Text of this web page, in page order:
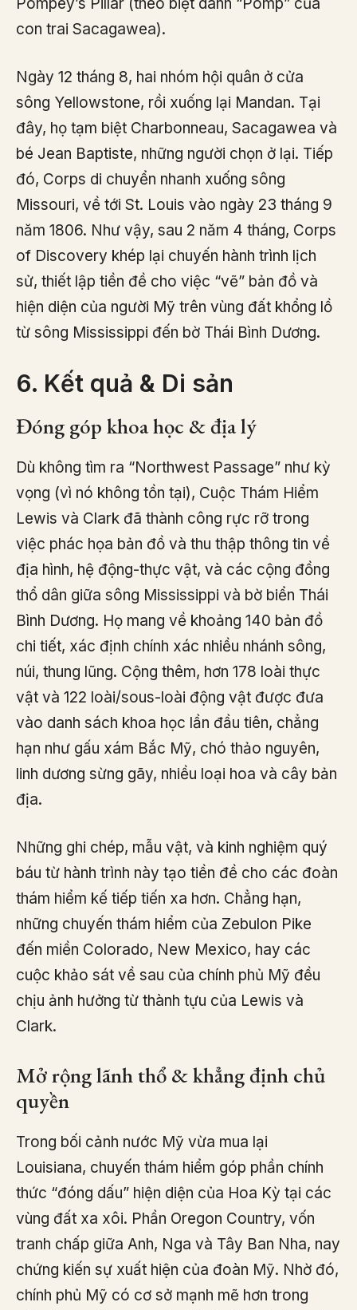
con trai Sacagawea).
Ngày 12 tháng 8, hai nhóm hội quân ở cửa
sông Yellowstone, rồi xuống lại Mandan. Tại
đây, họ tạm biệt Charbonneau, Sacagawea và
bé Jean Baptiste, những người chọn ở lại. Tiếp
đó, Corps di chuyển nhanh xuống sông
Missouri, về tới St. Louis vào ngày 23 tháng 9
năm 1806. Như vậy, sau 2 năm 4 tháng, Corps
of Discovery khép lại chuyến hành trình lịch
sử, thiết lập tiền đề cho việc “vẽ” bản đồ và
hiện diện của người Mỹ trên vùng đất khổng lồ
từ sông Mississippi đến bờ Thái Bình Dương.
6. Kết quả & Di sản
Đóng góp khoa học & địa lý
Dù không tìm ra “Northwest Passage” như kỳ
vọng (vì nó không tồn tại), Cuộc Thám Hiểm
Lewis và Clark đã thành công rực rỡ trong
việc phác họa bản đồ và thu thập thông tin về
địa hình, hệ động-thực vật, và các cộng đồng
thổ dân giữa sông Mississippi và bờ biển Thái
Bình Dương. Họ mang về khoảng 140 bản đồ
chi tiết, xác định chính xác nhiều nhánh sông,
núi, thung lũng. Cộng thêm, hơn 178 loài thực
vật và 122 loài/sous-loài động vật được đưa
vào danh sách khoa học lần đầu tiên, chẳng
hạn như gấu xám Bắc Mỹ, chó thảo nguyên,
linh dương sừng gãy, nhiều loại hoa và cây bản
địa.
Những ghi chép, mẫu vật, và kinh nghiệm quý
báu từ hành trình này tạo tiền đề cho các đoàn
thám hiểm kế tiếp tiến xa hơn. Chẳng hạn,
những chuyến thám hiểm của Zebulon Pike
đến miền Colorado, New Mexico, hay các
cuộc khảo sát về sau của chính phủ Mỹ đều
chịu ảnh hưởng từ thành tựu của Lewis và
Clark.
Mở rộng lãnh thổ & khẳng định chủ
quyền
Trong bối cảnh nước Mỹ vừa mua lại
Louisiana, chuyến thám hiểm góp phần chính
thức “đóng dấu” hiện diện của Hoa Kỳ tại các
vùng đất xa xôi. Phần Oregon Country, vốn
tranh chấp giữa Anh, Nga và Tây Ban Nha, nay
chứng kiến sự xuất hiện của đoàn Mỹ. Nhờ đó,
chính phủ Mỹ có cơ sở mạnh mẽ hơn trong